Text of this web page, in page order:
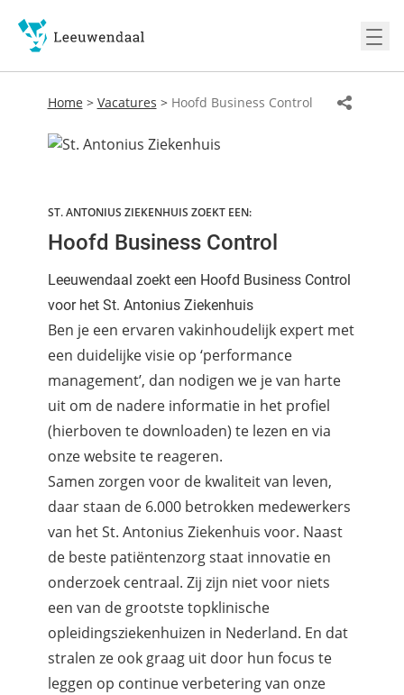
Home > Vacatures > Hoofd Business Control
ST. ANTONIUS ZIEKENHUIS ZOEKT EEN:
Hoofd Business Control
Leeuwendaal zoekt een Hoofd Business Control
voor het St. Antonius Ziekenhuis
Ben je een ervaren vakinhoudelijk expert met
een duidelijke visie op ‘performance
management’, dan nodigen we je van harte
uit om de nadere informatie in het profiel
(hierboven te downloaden) te lezen en via
onze website te reageren.
Samen zorgen voor de kwaliteit van leven,
daar staan de 6.000 betrokken medewerkers
van het St. Antonius Ziekenhuis voor. Naast
de beste patiëntenzorg staat innovatie en
onderzoek centraal. Zij zijn niet voor niets
een van de grootste topklinische
opleidingsziekenhuizen in Nederland. En dat
stralen ze ook graag uit door hun focus te
leggen op continue verbetering van onze